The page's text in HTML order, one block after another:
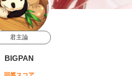
君主論
BIGPAN